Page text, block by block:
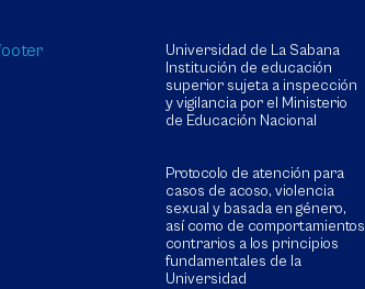
Universidad de La Sabana
Institución de educación
superior sujeta a inspección
y vigilancia por el Ministerio
de Educación Nacional
Protocolo de atención para
casos de acoso, violencia
sexual y basada en género,
así como de comportamientos
contrarios a los principios
fundamentales de la
Universidad